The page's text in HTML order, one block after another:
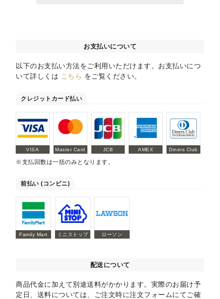
お支払いについて
以下のお支払い方法をご利用いただけます。お支払いにつ
いて詳しくは こちら をご覧ください。
クレジットカード払い
VISA Master Card JCB AMEX Diners Club
※支払回数は一括のみとなります。
前払い (コンビニ)
Family Mart ミニストップ ローソン
配送について
商品代金に加えて別途送料がかかります。実際のお届け予
定日、送料については、ご注文時に注文フォームにてご確